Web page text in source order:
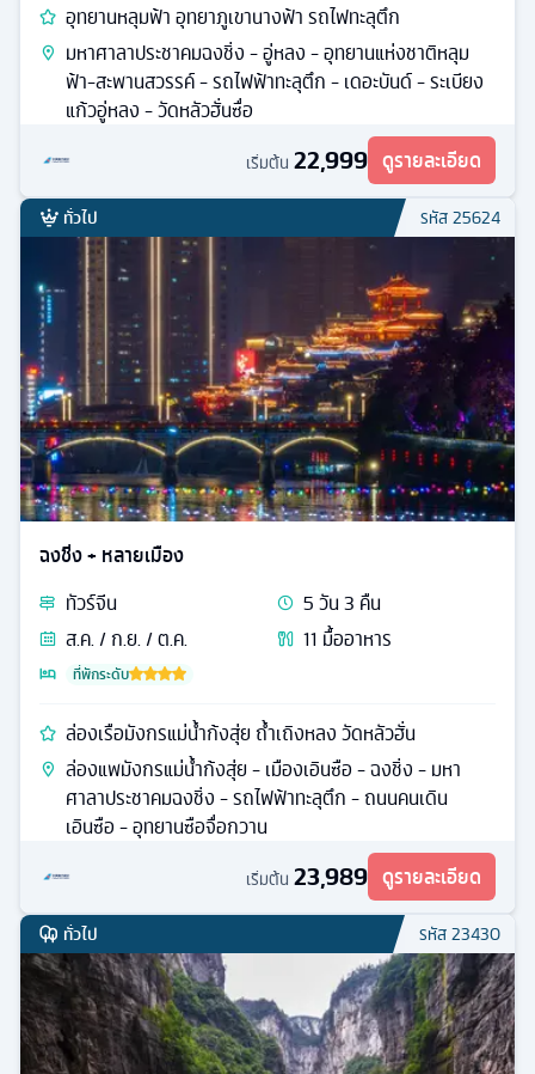
อุทยานหลุมฟ้า อุทยาภูเขานางฟ้า รถไฟทะลุตึก
มหาศาลาประชาคมฉงชิ่ง - อู่หลง - อุทยานแห่งชาติหลุม
ฟ้า-สะพานสวรรค์ - รถไฟฟ้าทะลุตึก - เดอะบันด์ - ระเบียง
แก้วอู่หลง - วัดหลัวฮั่นซื่อ
เริ่มต้น 22,999 ดูรายละเอียด
ทั่วไป รหัส25624
ฉงชิ่ง + หลายเมือง
ทัวร์จีน 5วัน3 คืน
ส.ค. / ก.ย. / ต.ค.
11 มื้ออาหาร
ที่พักระดับ
ล่องเรือมังกรแม่น้ำก้งสุ่ย ถ้ำเถิงหลง วัดหลัวฮั่น
ล่องแพมังกรแม่น้ำก้งสุ่ย - เมืองเอินซือ - ฉงชิ่ง - มหา
ศาลาประชาคมฉงชิ่ง - รถไฟฟ้าทะลุตึก - ถนนคนเดิน
เอินซือ - อุทยานซือจื่อกวาน
เริ่มต้น 23,989 ดูรายละเอียด
ทั่วไป รหัส23430